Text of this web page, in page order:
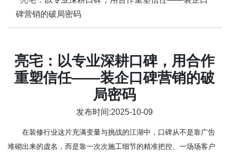
碑营销的破局密码
亮宅：以专业深耕口碑，用合作
重塑信任——装企口碑营销的破
局密码
发布时间:2025-10-09
在装修行业这片充满变量与挑战的江湖中，口碑从不是靠广告
堆砌出来的虚名，而是靠一次次施工细节的精准把控、一场场客户